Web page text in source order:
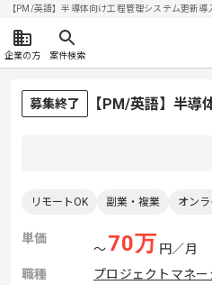
【PM/英語】半導体向け工程管理システム更新
企業の方 案件検索
募集終了 【PM/英語】半
リモートOK 副業・複業 オン
単価
〜70万 円／月
職種
プロジェクトマネ